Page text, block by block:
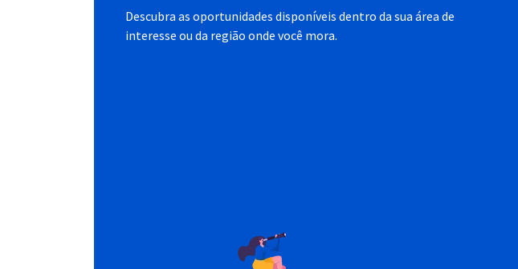
Descubra as oportunidades disponíveis dentro da sua área de
interesse ou da região onde você mora.